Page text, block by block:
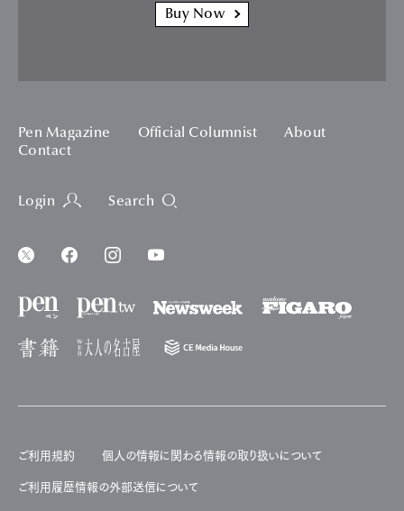
Buy Now
Pen Magazine Official Columnist
About
Contact
Login Search
ご利用規約 個人の情報に関わる情報の取り扱いについて
ご利用履歴情報の外部送信について